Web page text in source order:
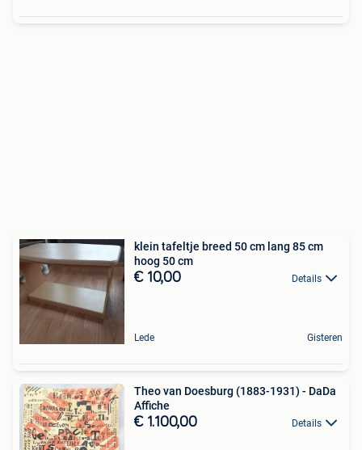
klein tafeltje breed 50 cm lang 85 cm
hoog 50 cm
€ 10,00 Details
Lede Gisteren
Theo van Doesburg (1883-1931) - DaDa
Affiche
€ 1.100,00 Details